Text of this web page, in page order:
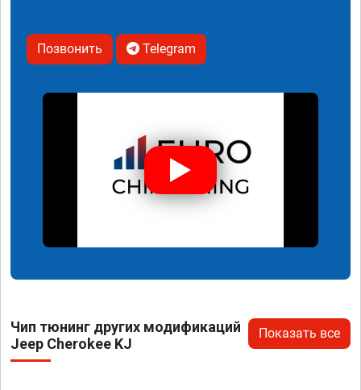
Позвонить Telegram
Чип тюнинг других модификаций
Jeep Cherokee KJ
Показать все